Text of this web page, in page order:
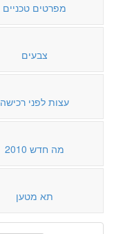
מפרטים טכניים
צבעים
עצות לפני רכישה
מה חדש 2010
תא מטען